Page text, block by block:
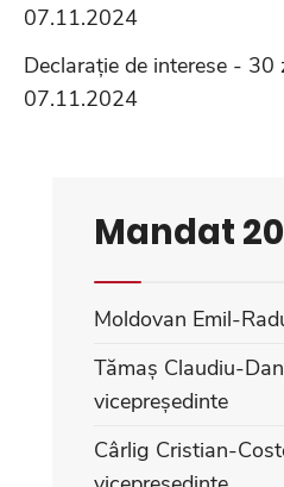
07.11.2024
Declarație de interese -
07.11.2024
Mandat
Moldovan Emil-
Tămaș Claudiu-
vicepreședinte
Cârlig Cristian-